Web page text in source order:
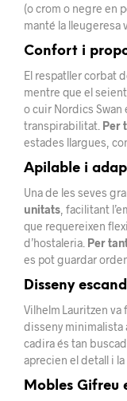
(o crom o negre en
manté la lleugeresa
Confort i
El respatller corbat
mentre que el
o cuir Nordics Swan
transpirabilitat. Per
estades llargues,
Apilable i
Una de les seves
unitats , facilitant
que requereixen
d’hostaleria. Per
es pot guardar
Disseny
Vilhelm Lauritzen
disseny minimalista
cadira és tan
aprecien el detall i
Mobles Gifreu